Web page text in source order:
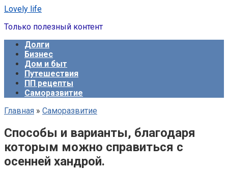
Перейти
контенту
Lovely life
Только полезный контент
Долги
Бизнес
Дом и быт
Путешествия
ПП рецепты
Саморазвитие
Главная » Саморазвитие
Способы и варианты, благодаря
которым можно справиться с
осенней хандрой.